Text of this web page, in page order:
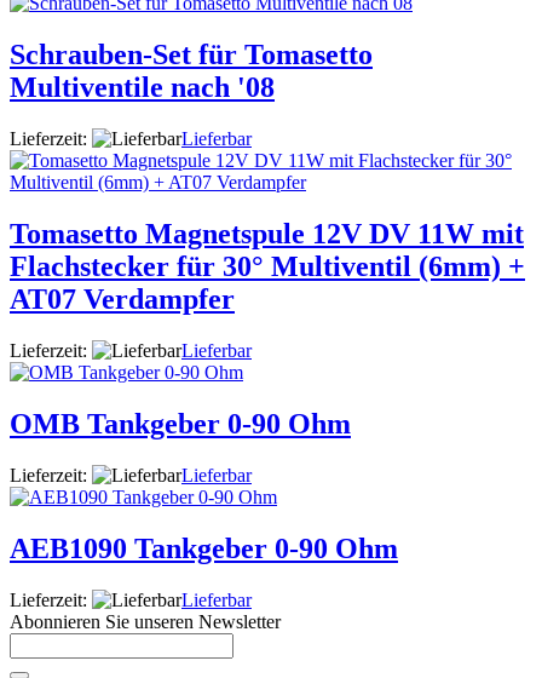
Schrauben-Set für Tomasetto
Multiventile nach '08
Lieferzeit: Lieferbar
Tomasetto Magnetspule 12V DV 11W mit
Flachstecker für 30° Multiventil (6mm) +
AT07 Verdampfer
Lieferzeit: Lieferbar
OMB Tankgeber 0-90 Ohm
Lieferzeit: Lieferbar
AEB1090 Tankgeber 0-90 Ohm
Lieferzeit:
Lieferbar
Abonnieren Sie unseren Newsletter